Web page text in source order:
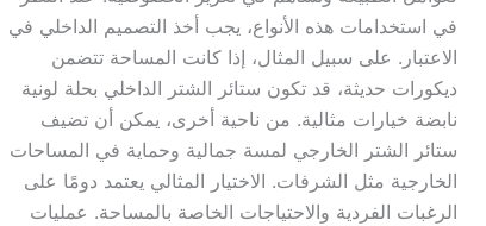
في استخدامات هذه الأنواع، يجب أخذ التصميم الداخلي في
الاعتبار. على سبيل المثال، إذا كانت المساحة تتضمن
ديكورات حديثة، قد تكون ستائر الشتر الداخلي بحلة لونية
نابضة خيارات مثالية. من ناحية أخرى، يمكن أن تضيف
ستائر الشتر الخارجي لمسة جمالية وحماية في المساحات
الخارجية مثل الشرفات. الاختيار المثالي يعتمد دومًا على
الرغبات الفردية والاحتياجات الخاصة بالمساحة. عمليات